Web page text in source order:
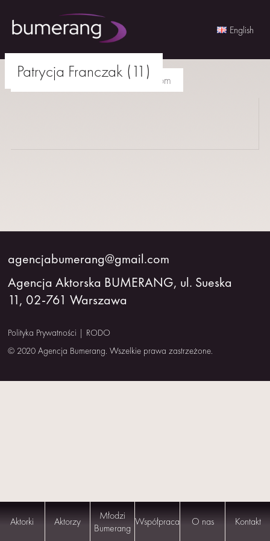
AKTORKI
WSPÓŁPRACA
O
NAS
Aktorki Aktorzy
Młodzi
Bumerang Współpraca O nas Kontakt
English
content
agencjabumerang@gmail.com
Patrycja Franczak (11)
agencjabumerang@gmail.com
Agencja Aktorska BUMERANG, ul. Sueska
11, 02-761 Warszawa
Polityka Prywatności | RODO
© 2020 Agencja Bumerang. Wszelkie prawa zastrzeżone.